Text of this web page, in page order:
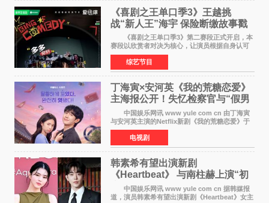
《喜剧之王单口季3》王越挑
战“新人王”海宇 保险断缴故事戳
中生活痛点
《喜剧之王单口季3》第二赛段正式开启，本
赛段以欣赏者对决为核心，让演员根据自身认可
选择对手，在作品碰撞中完成一次喜剧创作者之
间的交流。这里有实力相当的正面对抗，也有老
朋友、老对手之
综艺节目
丁海寅×安河英《我的荒糖恋爱》
主海报公开！失忆检察官与“假男
友”同居罗曼史来
中国娱乐网讯 www yule com cn 由丁海寅
与安河英主演的Netflix新剧《我的荒糖恋爱》于
近日公开主海报，正式进入开播倒计时。 海
报中，两人并肩站在充满怀旧气息的九津麦芽村
街道上，丁
电视剧
韩素希有望出演新剧
《Heartbeat》 与南柱赫上演“初
恋归来”奇幻罗曼史
中国娱乐网讯 www yule com cn 据韩媒报
道，演员韩素希有望出演新剧《Heartbeat》女主